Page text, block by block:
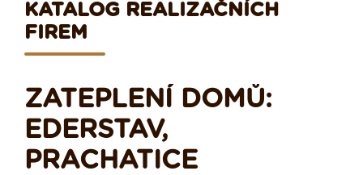
KATALOG REALIZAČNÍCH
FIREM
ZATEPLENÍ DOMŮ:
EDERSTAV,
PRACHATICE